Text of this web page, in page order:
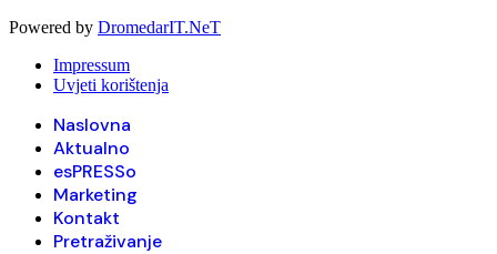
Powered by DromedarIT.NeT
Impressum
Uvjeti korištenja
Naslovna
Aktualno
esPRESSo
Marketing
Kontakt
Pretraživanje